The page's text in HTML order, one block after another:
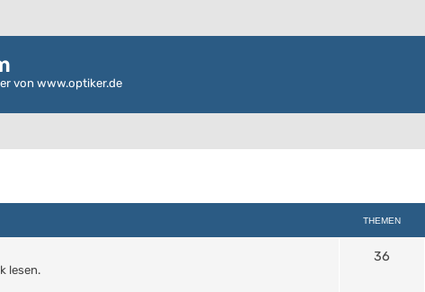
von www.optiker.de
THEMEN
lesen.
36